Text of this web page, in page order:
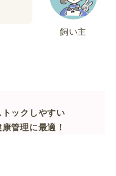
飼い主
ックしやすい
管理に最適！